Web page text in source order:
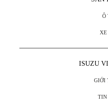
Ô
XE
ISUZU
GIỚI
TIN